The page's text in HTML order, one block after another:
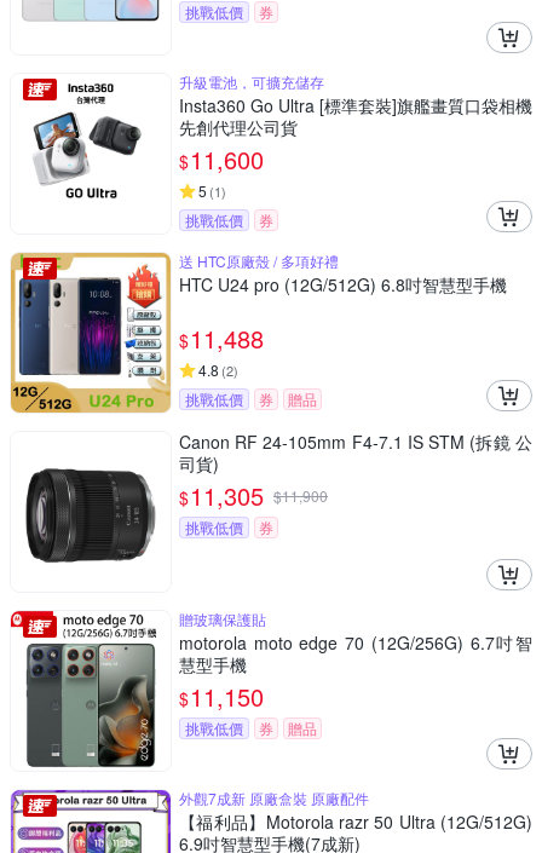
挑戰低價
券
升級電池，可擴充儲存
Insta360 Go Ultra [標準套裝]旗艦畫質口袋相機
先創代理公司貨
$11,600
5 (1)
挑戰低價
券
送 HTC原廠殼 / 多項好禮
HTC U24 pro (12G/512G) 6.8吋智慧型手機
$11,488
4.8 (2)
挑戰低價 券 贈品
Canon RF 24-105mm F4-7.1 IS STM (拆鏡 公
司貨)
$11,305 $11,900
挑戰低價
券
贈玻璃保護貼
motorola moto edge 70 (12G/256G) 6.7吋智
慧型手機
$11,150
挑戰低價 券 贈品
外觀7成新 原廠盒裝 原廠配件
【福利品】Motorola razr 50 Ultra (12G/512G)
6.9吋智慧型手機(7成新)